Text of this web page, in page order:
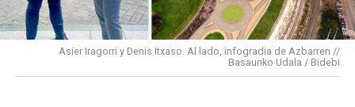
para mucho. En Medio Ambiente destacaría el
impulso para la creación de huertos urbanos,la
elaboración del Plan General de Actuación Energética,
el Plan de Acción contra el Ruido y la instalación de
Asier Iragorri y Denis Itxaso. Al lado, infogradia de Azbarren //
Basauriko Udala / Bidebi